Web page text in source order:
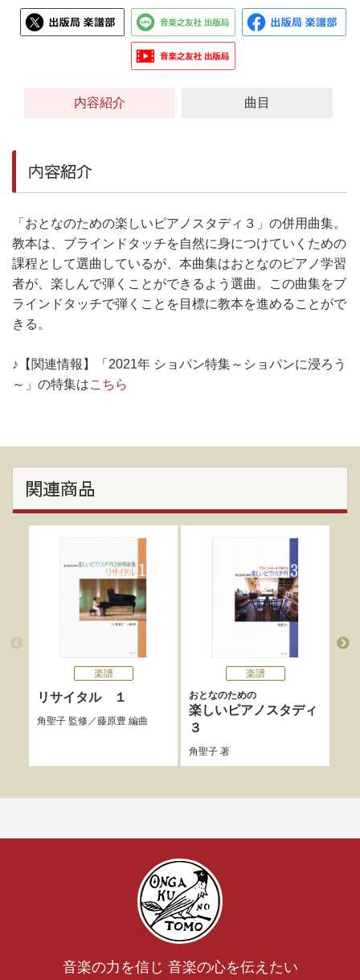
内容紹介 曲目
内容紹介
「おとなのための楽しいピアノスタディ３」の併用曲集。
教本は、ブラインドタッチを自然に身につけていくための
課程として選曲しているが、本曲集はおとなのピアノ学習
者が、楽しんで弾くことができるよう選曲。この曲集をブ
ラインドタッチで弾くことを目標に教本を進めることがで
きる。
♪【関連情報】「2021年 ショパン特集～ショパンに浸ろう
～」の特集はこちら
関連商品
楽譜
リサイタル １
角聖子監修／藤原豊 編曲
楽譜
おとなのための
楽しいピアノスタディ
３
角聖子著
音楽の力を信じ 音楽の心を伝えたい